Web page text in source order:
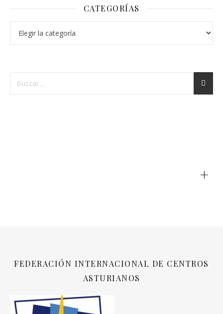
CATEGORÍAS
+
FEDERACIÓN INTERNACIONAL DE CENTROS
ASTURIANOS